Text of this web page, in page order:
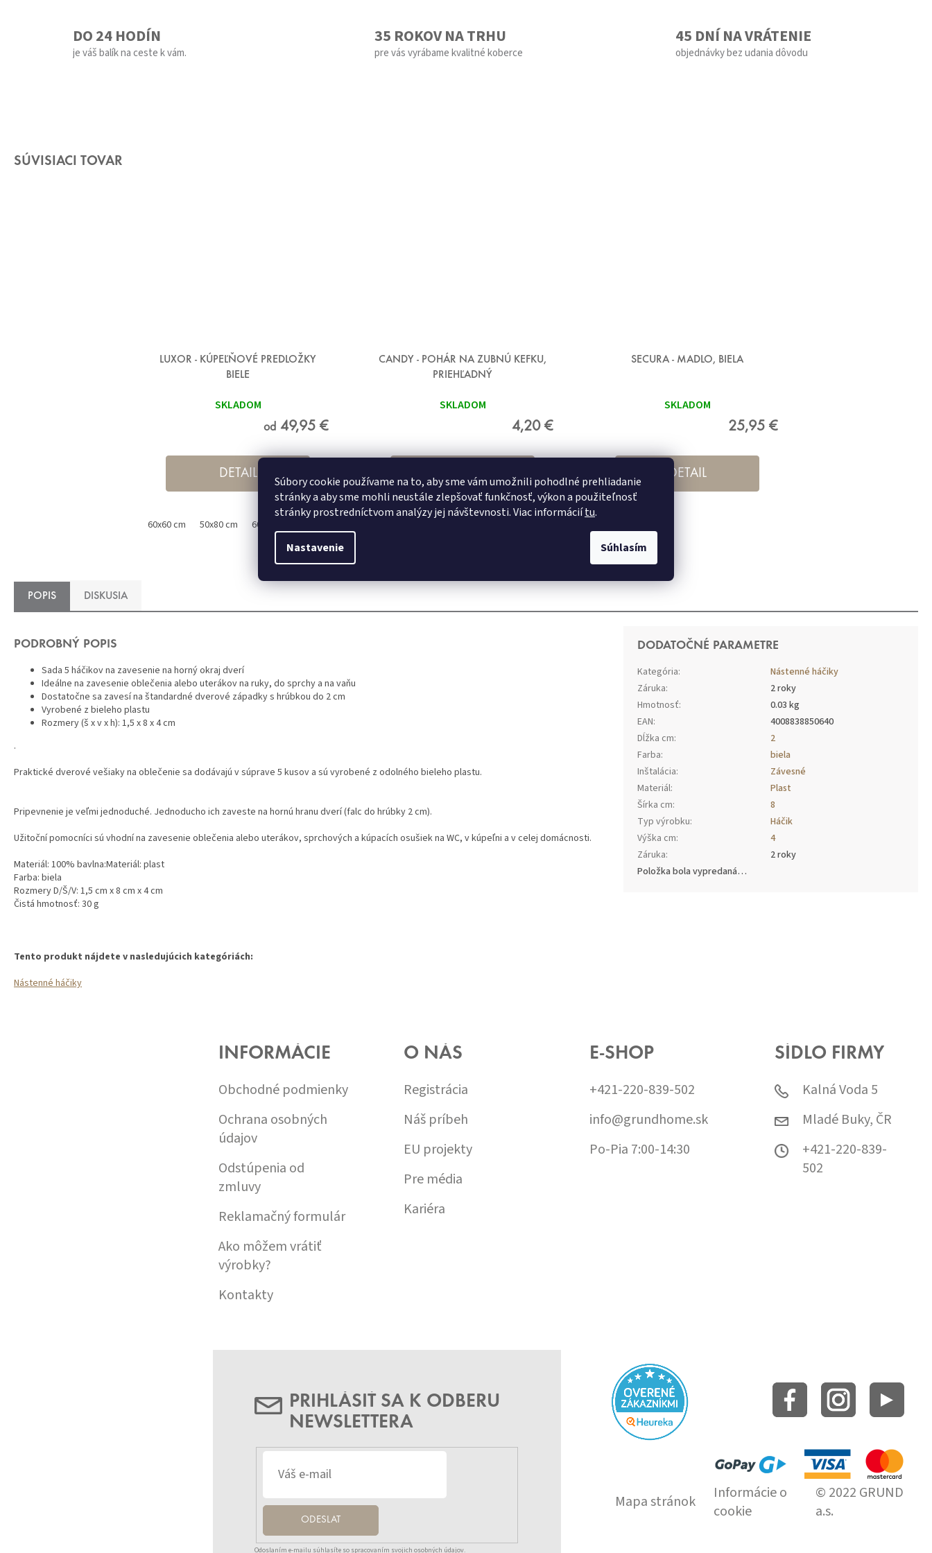
Súbory cookie používame na to, aby sme vám umožnili pohodlné prehliadanie
stránky a aby sme mohli neustále zlepšovať funkčnosť, výkon a použiteľnosť
stránky prostredníctvom analýzy jej návštevnosti. Viac informáciítu.
Nastavenie Súhlasím
DO 24 HODÍN
je váš balík na ceste k vám.
35 ROKOV NA TRHU
pre vás vyrábame kvalitné koberce
45 DNÍ NA VRÁTENIE
objednávky bez udania dôvodu
SÚVISIACI TOVAR
LUXOR - KÚPEĽŇOVÉ PREDLOŽKY
BIELE
SKLADOM
od 49,95 €
DETAIL
60x60 cm 50x80 cm 60x100 cm
CANDY - POHÁR NA ZUBNÚ KEFKU,
PRIEHĽADNÝ
SKLADOM
4,20 €
DETAIL
SECURA - MADLO, BIELA
SKLADOM
25,95 €
DETAIL
POPIS DISKUSIA
PODROBNÝ POPIS
Sada 5 háčikov na zavesenie na horný okraj dverí
Ideálne na zavesenie oblečenia alebo uterákov na ruky, do sprchy a na vaňu
Dostatočne sa zavesí na štandardné dverové západky s hrúbkou do 2 cm
Vyrobené z bieleho plastu
Rozmery (š x v x h): 1,5 x 8 x 4 cm
.
Praktické dverové vešiaky na oblečenie sa dodávajú v súprave 5 kusov a sú vyrobené z odolného bieleho plastu.
Pripevnenie je veľmi jednoduché. Jednoducho ich zaveste na hornú hranu dverí (falc do hrúbky 2 cm).
Užitoční pomocníci sú vhodní na zavesenie oblečenia alebo uterákov, sprchových a kúpacích osušiek na WC, v kúpeľni a v celej domácnosti.
Materiál: 100% bavlna:Materiál: plast
Farba: biela
Rozmery D/Š/V: 1,5 cm x 8 cm x 4 cm
Čistá hmotnosť: 30 g
Tento produkt nájdete v nasledujúcich kategóriách:
Nástenné háčiky
DODATOČNÉ PARAMETRE
Kategória:
Nástenné háčiky
Záruka:
2 roky
Hmotnosť:
0.03 kg
EAN:
4008838850640
Dĺžka cm:
2
Farba:
biela
Inštalácia:
Závesné
Materiál:
Plast
Šírka cm:
8
Typ výrobku:
Háčik
Výška cm:
4
Záruka:
2 roky
Položka bola vypredaná…
INFORMÁCIE
Obchodné podmienky
Ochrana osobných
údajov
Odstúpenia od
zmluvy
Reklamačný formulár
Ako môžem vrátiť
výrobky?
Kontakty
O NÁS
Registrácia
Náš príbeh
EU projekty
Pre média
Kariéra
E-SHOP
+421-220-839-502
info@grundhome.sk
Po-Pia 7:00-14:30
SÍDLO FIRMY
Kalná Voda 5
Mladé Buky, ČR
+421-220-839-
502
PRIHLÁSIŤ SA K ODBERU
NEWSLETTERA
ODESLAT
Odoslaním e-mailu súhlasíte so spracovaním svojich osobných údajov.
Mapa stránok
Informácie o
cookie
© 2022 GRUND
a.s.